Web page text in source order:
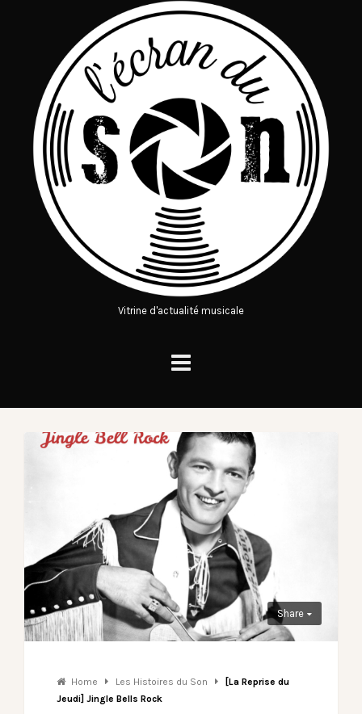
Vitrine d'actualité musicale
Share
Home Les Histoires du Son
[La Reprise du
Jeudi] Jingle Bells Rock